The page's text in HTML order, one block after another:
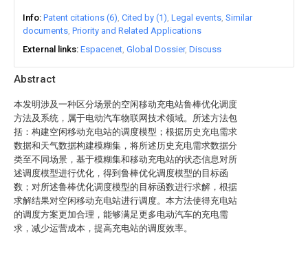
Abstract
本发明涉及一种区分场景的空闲移动充电站鲁棒优化调度
方法及系统，属于电动汽车物联网技术领域。所述方法包
括：构建空闲移动充电站的调度模型；根据历史充电需求
数据和天气数据构建模糊集，将所述历史充电需求数据分
类至不同场景，基于模糊集和移动充电站的状态信息对所
述调度模型进行优化，得到鲁棒优化调度模型的目标函
数；对所述鲁棒优化调度模型的目标函数进行求解，根据
求解结果对空闲移动充电站进行调度。本方法使得充电站
的调度方案更加合理，能够满足更多电动汽车的充电需
求，减少运营成本，提高充电站的调度效率。
Info Patent citations (6) Cited by (1) Legal events Similar
documents Priority and Related Applications
External links Espacenet Global Dossier Discuss